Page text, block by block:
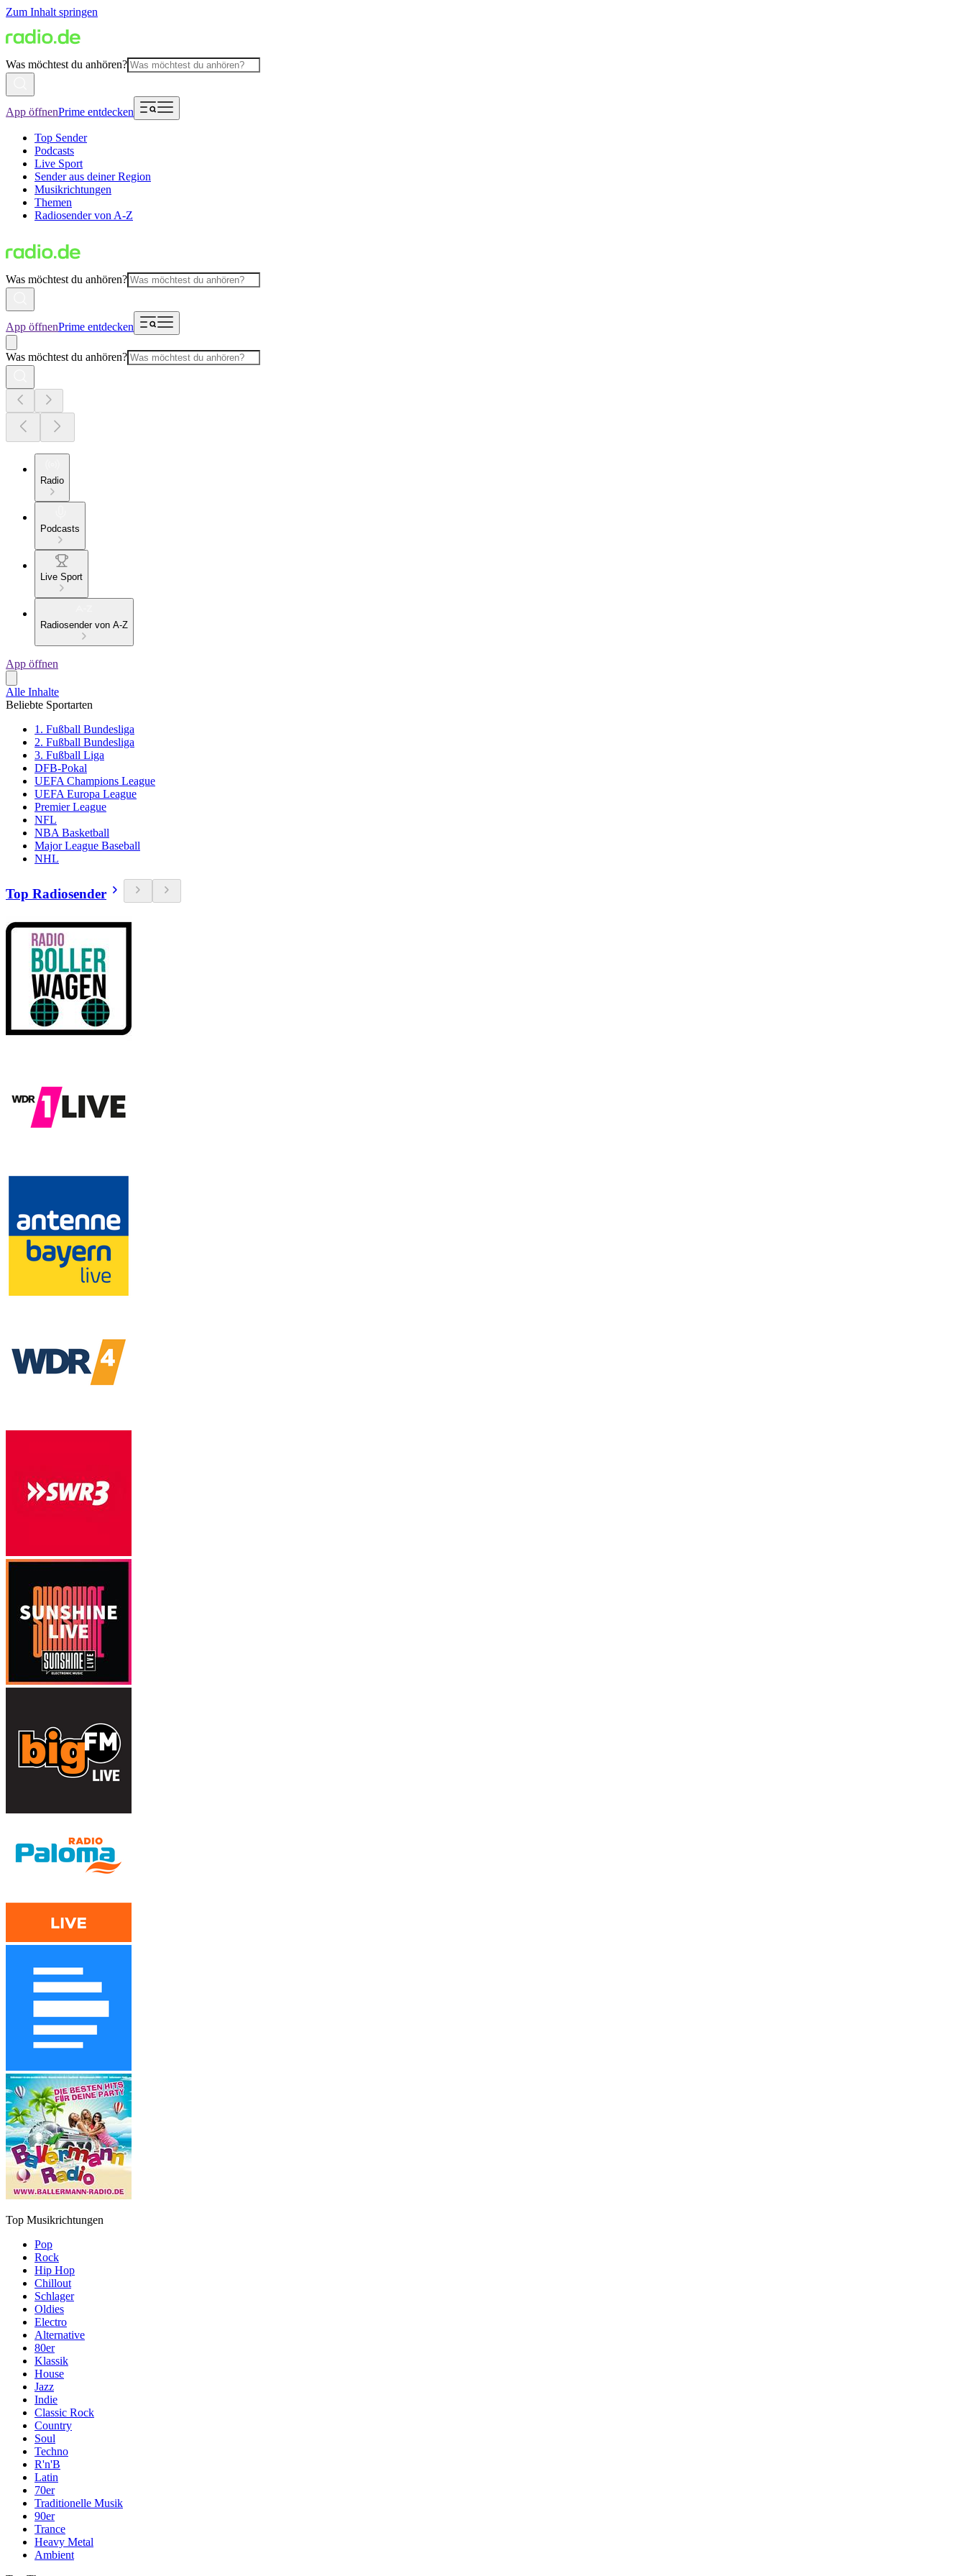
Zum Inhalt springen
Was möchtest du anhören?
App öffnenPrime entdecken
Top Sender
Podcasts
Live Sport
Sender aus deiner Region
Musikrichtungen
Themen
Radiosender von A-Z
Was möchtest du anhören?
App öffnenPrime entdecken
Was möchtest du anhören?
Radio
Podcasts
Live Sport
Radiosender von A-Z
App öffnen
Alle Inhalte
Beliebte Sportarten
1. Fußball Bundesliga
2. Fußball Bundesliga
3. Fußball Liga
DFB-Pokal
UEFA Champions League
UEFA Europa League
Premier League
NFL
NBA Basketball
Major League Baseball
NHL
Top Radiosender
Top Musikrichtungen
Pop
Rock
Hip Hop
Chillout
Schlager
Oldies
Electro
Alternative
80er
Klassik
House
Jazz
Indie
Classic Rock
Country
Soul
Techno
R'n'B
Latin
70er
Traditionelle Musik
90er
Trance
Heavy Metal
Ambient